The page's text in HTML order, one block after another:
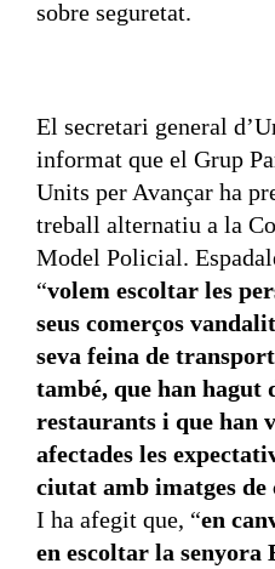
sobre seguretat.
El secretari general
informat que el Grup
Units per Avançar ha
treball alternatiu a la
Model Policial.
“volem escoltar les
seus comerços
seva feina de
també, que han hagut
restaurants i que han
afectades les
ciutat amb imatges de
I ha afegit que, “en
en escoltar la senyora